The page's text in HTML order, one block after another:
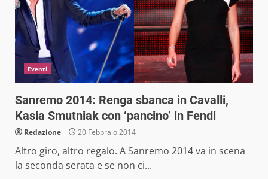
Eventi
Sanremo 2014: Renga sbanca in Cavalli,
Kasia Smutniak con ‘pancino’ in Fendi
Redazione 20 Febbraio 2014
Altro giro, altro regalo. A Sanremo 2014 va in scena
la seconda serata e se non ci...